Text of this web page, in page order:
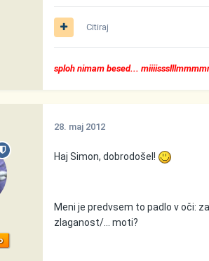
Citiraj
sploh nimam besed...
28. maj 2012
Haj Simon, dobrodošel!
Meni je predvsem to padlo v oči:
zlaganost/... moti?